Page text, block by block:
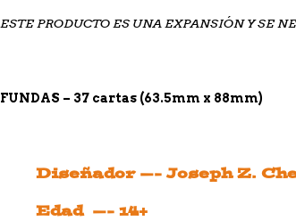
ESTE PRODUCTO ES UNA EXPANSIÓN Y SE
FUNDAS – 37 cartas (63.5mm x 88mm)
Diseñador —- Joseph Z.
Edad —- 14+